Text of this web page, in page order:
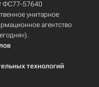
ФС77-57640
унитарное
агентство
технологий